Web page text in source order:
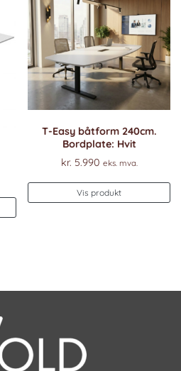
varianter.
Alternativene
kan
velges
på
produktsiden
T-Easy båtform 240cm.
Bordplate: Hvit
kr. 5.990 eks. mva.
Vis produkt